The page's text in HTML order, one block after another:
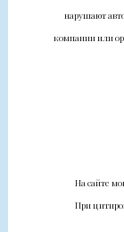
нарушают
компании или
На сайте
При